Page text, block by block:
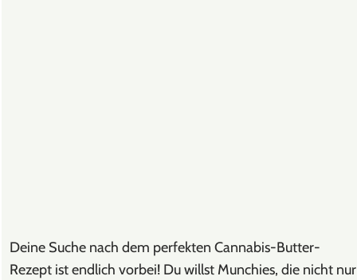
Deine Suche nach dem perfekten Cannabis-Butter-
Rezept ist endlich vorbei! Du willst Munchies, die nicht nur